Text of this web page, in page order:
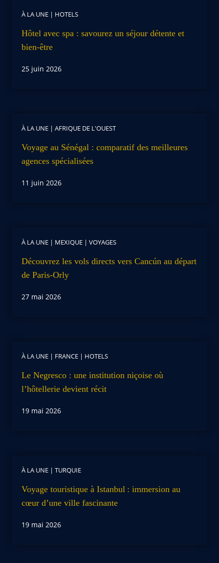
À LA UNE | HOTELS
Hôtel avec spa : savourez un séjour détente et
bien-être
25 juin 2026
À LA UNE | AFRIQUE DE L'OUEST
Voyage au Sénégal : comparatif des meilleures
agences spécialisées
11 juin 2026
À LA UNE | MEXIQUE | VOYAGES
Découvrez les vols directs vers Cancún au départ
de Paris-Orly
27 mai 2026
À LA UNE | FRANCE | HOTELS
Le Negresco : une institution niçoise où
l’hôtellerie devient récit
19 mai 2026
À LA UNE | TURQUIE
Voyage touristique à Istanbul : immersion au
cœur d’une ville fascinante
19 mai 2026